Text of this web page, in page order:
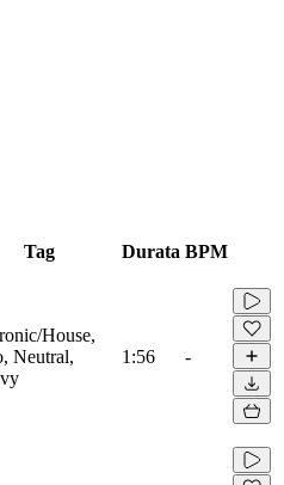
Tag Durata BPM
House,
Neutral,
1:56 -